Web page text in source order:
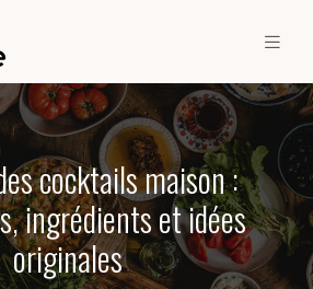
cocktails maison :
ingrédients et idées
originales